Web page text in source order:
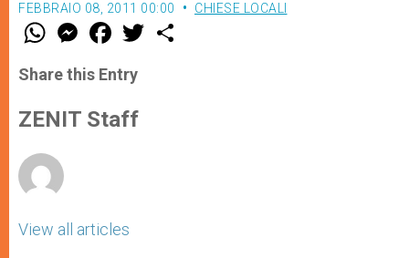
FEBBRAIO 08, 2011 00:00 CHIESE LOCALI
W
t
s
p
p
M
e
s
e
g
e
F
a
e
b
o
k
w
Share this Entry
ZENIT Staff
View all articles